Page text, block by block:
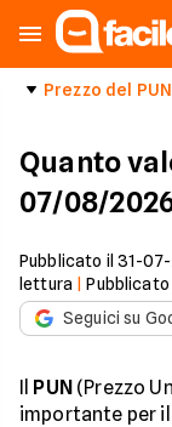
Prezzo del
Quanto
07/08/
Pubblicato il 31-
lettura |Pubblicato
Seguici su
Il PUN(Prezzo
importante per